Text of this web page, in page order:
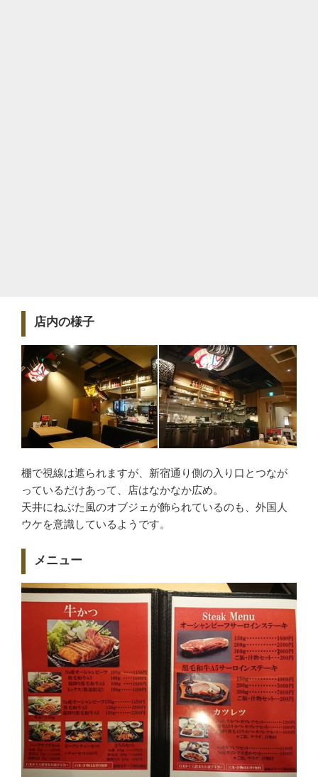
店内の様子
棚で視線は遮られますが、新宿通り側の入り口とつなが
っているだけあって、店はなかなか広め。
天井にねぶた風のオブジェが飾られているのも、外国人
ウケを意識しているようです。
メニュー